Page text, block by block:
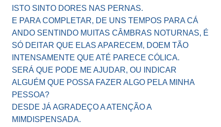
ISTO SINTO DORES NAS PERNAS.
E PARA COMPLETAR, DE UNS TEMPOS PARA CÁ
ANDO SENTINDO MUITAS CÂMBRAS NOTURNAS, É
SÓ DEITAR QUE ELAS APARECEM, DOEM TÃO
INTENSAMENTE QUE ATÉ PARECE CÓLICA.
SERÁ QUE PODE ME AJUDAR, OU INDICAR
ALGUÉM QUE POSSA FAZER ALGO PELA MINHA
PESSOA?
DESDE JÁ AGRADEÇO A ATENÇÃO A
MIMDISPENSADA.